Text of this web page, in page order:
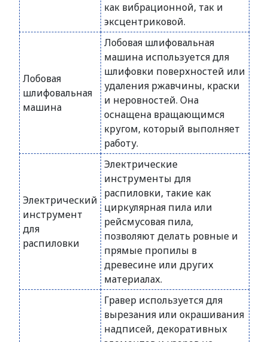
как вибрационной, так и
эксцентриковой.
Лобовая
шлифовальная
машина
Лобовая шлифовальная
машина используется для
шлифовки поверхностей или
удаления ржавчины, краски
и неровностей. Она
оснащена вращающимся
кругом, который выполняет
работу.
Электрический
инструмент
для
распиловки
Электрические
инструменты для
распиловки, такие как
циркулярная пила или
рейсмусовая пила,
позволяют делать ровные и
прямые пропилы в
древесине или других
материалах.
Гравер используется для
вырезания или окрашивания
надписей, декоративных